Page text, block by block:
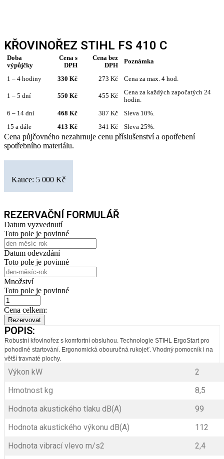
KŘOVINOŘEZ STIHL FS 410 C
Doba
výpůjčky
Cena s
DPH
Cena bez
DPH
Poznámka
1 – 4 hodiny 330 Kč 273 Kč Cena za max. 4 hod.
1 – 5 dní 550 Kč 455 Kč
Cena za každých započatých 24
hodin.
6 – 14 dní
468 Kč 387 Kč
Sleva 10%.
15 a dále
413 Kč 341 Kč Sleva 25%.
Cena půjčovného nezahrnuje cenu příslušenství a opotřebení
spotřebního materiálu.
Kauce: 5 000 Kč
REZERVAČNÍ FORMULÁŘ
Datum vyzvednutí
Toto pole je povinné
Datum odevzdání
Toto pole je povinné
Množství
Toto pole je povinné
Cena celkem:
Rezervovat
POPIS:
Robustní křovinořez s komfortní obsluhou. Technologie STIHL ErgoStart pro
pohodlné startování. Ergonomická obouručná rukojeť. Vhodný pomocník i na
větší travnaté plochy.
Výkon kW
2
Hmotnost kg
8,5
Hodnota akustického tlaku dB(A)
99
Hodnota akustického výkonu dB(A)
112
Hodnota vibrací vlevo m/s2
2,4